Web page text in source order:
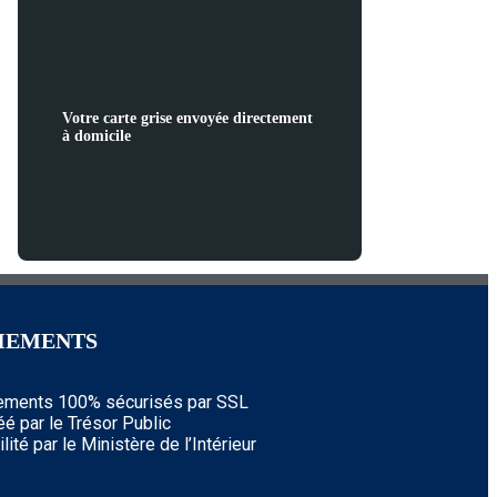
Votre carte grise envoyée directement
à domicile
100% sécurisés par SSL
par le Trésor Public
par le Ministère de l’Intérieur